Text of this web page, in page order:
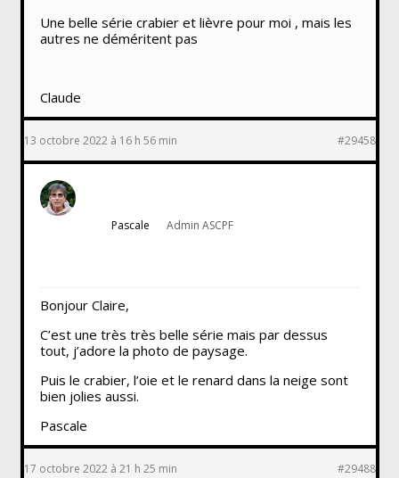
Une belle série crabier et lièvre pour moi , mais les
autres ne déméritent pas
Claude
13 octobre 2022 à 16 h 56 min #29458
Pascale Admin ASCPF
Bonjour Claire,
C’est une très très belle série mais par dessus
tout, j’adore la photo de paysage.
Puis le crabier, l’oie et le renard dans la neige sont
bien jolies aussi.
Pascale
17 octobre 2022 à 21 h 25 min #29488